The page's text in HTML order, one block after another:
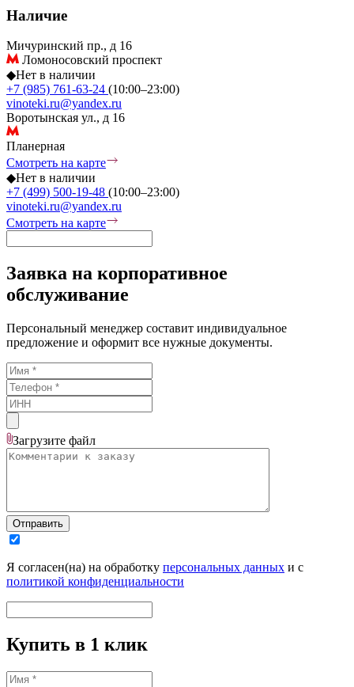
Наличие
Мичуринский пр., д 16
Ломоносовский проспект
◆Нет в наличии
+7 (985) 761-63-24 (10:00–23:00)
vinoteki.ru@yandex.ru
Воротынская ул., д 16
Планерная
Смотреть на карте
◆Нет в наличии
+7 (499) 500-19-48 (10:00–23:00)
vinoteki.ru@yandex.ru
Смотреть на карте
Заявка на корпоративное
обслуживание
Персональный менеджер составит индивидуальное
предложение и оформит все нужные документы.
Загрузите файл
Отправить
Я согласен(на) на обработку персональных данных и с
политикой конфиденциальности
Купить в 1 клик